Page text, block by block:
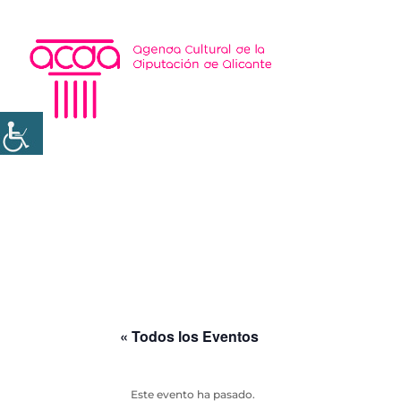
« Todos los Eventos
Este evento ha pasado.